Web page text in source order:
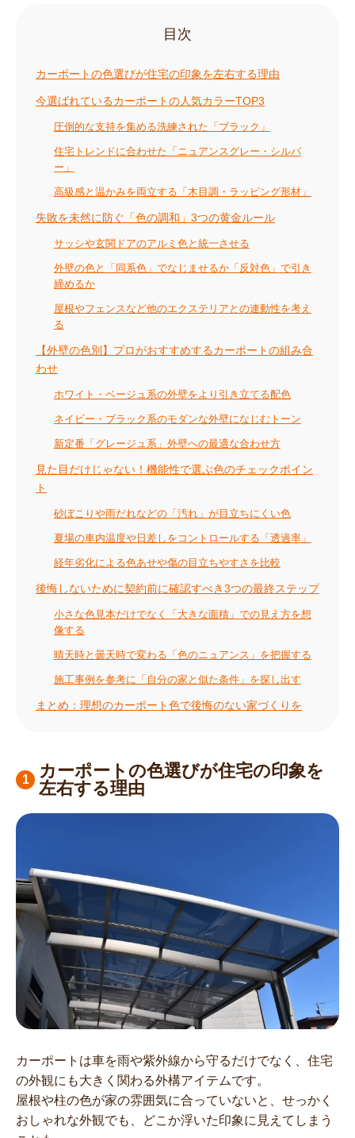
目次
カーポートの色選びが住宅の印象を左右する理由
今選ばれているカーポートの人気カラーTOP3
圧倒的な支持を集める洗練された「ブラック」
住宅トレンドに合わせた「ニュアンスグレー・シルバ
ー」
高級感と温かみを両立する「木目調・ラッピング形材」
失敗を未然に防ぐ「色の調和」3つの黄金ルール
サッシや玄関ドアのアルミ色と統一させる
外壁の色と「同系色」でなじませるか「反対色」で引き
締めるか
屋根やフェンスなど他のエクステリアとの連動性を考え
る
【外壁の色別】プロがおすすめするカーポートの組み合
わせ
ホワイト・ベージュ系の外壁をより引き立てる配色
ネイビー・ブラック系のモダンな外壁になじむトーン
新定番「グレージュ系」外壁への最適な合わせ方
見た目だけじゃない！機能性で選ぶ色のチェックポイン
ト
砂ぼこりや雨だれなどの「汚れ」が目立ちにくい色
夏場の車内温度や日差しをコントロールする「透過率」
経年劣化による色あせや傷の目立ちやすさを比較
後悔しないために契約前に確認すべき3つの最終ステップ
小さな色見本だけでなく「大きな面積」での見え方を想
像する
晴天時と曇天時で変わる「色のニュアンス」を把握する
施工事例を参考に「自分の家と似た条件」を探し出す
まとめ：理想のカーポート色で後悔のない家づくりを
カーポートの色選びが住宅の印象を
左右する理由
カーポートは車を雨や紫外線から守るだけでなく、住宅
の外観にも大きく関わる外構アイテムです。
屋根や柱の色が家の雰囲気に合っていないと、せっかく
おしゃれな外観でも、どこか浮いた印象に見えてしまう